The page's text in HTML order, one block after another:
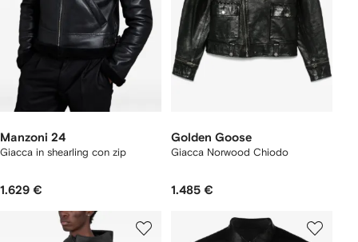
Manzoni 24
Giacca in shearling con zip
1.629 €
Golden Goose
Giacca Norwood Chiodo
1.485 €